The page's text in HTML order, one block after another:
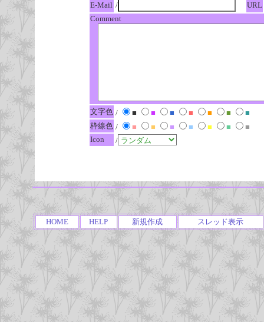
E-Mail /
URL
Comment
文字色 / ■ ■ ■ ■ ■ ■
■
枠線色 / ■ ■ ■ ■ ■ ■
■
Icon
/
HOME HELP 新規作成 スレッド表示